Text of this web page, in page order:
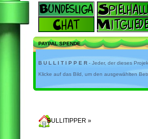
Foren-Übersicht
PAYPAL SPENDE
B U L L I T I P P E R- Jeder, der dieses
Klicke auf das Bild, um den ausgewählten
BULLITIPPER »